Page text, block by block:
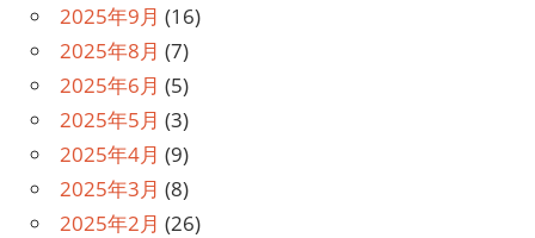
2025年9月 (16)
2025年8月 (7)
2025年6月 (5)
2025年5月 (3)
2025年4月 (9)
2025年3月 (8)
2025年2月 (26)